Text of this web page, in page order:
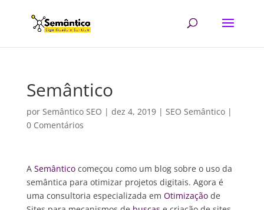
Semântico
por Semântico SEO | dez 4, 2019| SEO Semântico|
0 Comentários
A Semânticocomeçou como um blog sobre o uso da
semântica para otimizar projetos digitais. Agora é
uma consultoria especializada em Otimizaçãode